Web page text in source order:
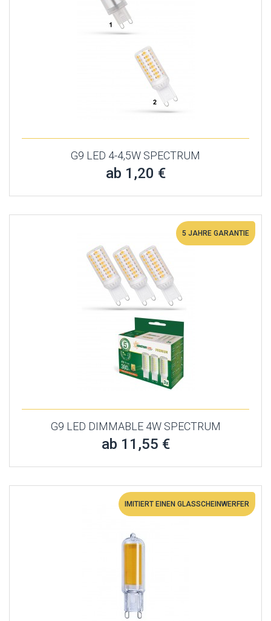
G9 LED 4-4,5W SPECTRUM
ab 1,20 €
5 JAHRE GARANTIE
G9 LED DIMMABLE 4W SPECTRUM
ab 11,55 €
IMITIERT EINEN GLASSCHEINWERFER